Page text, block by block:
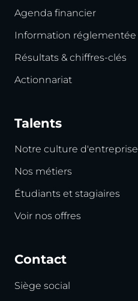
Agenda financier
Information réglementée
Résultats & chiffres-clés
Actionnariat
Talents
Notre culture d'entreprise
Nos métiers
Étudiants et stagiaires
Voir nos offres
Contact
Siège social